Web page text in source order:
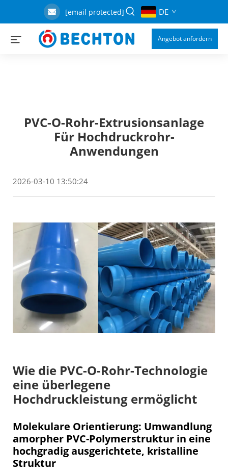
[email protected] DE
Angebot anfordern
PVC-O-Rohr-Extrusionsanlage
Für Hochdruckrohr-
Anwendungen
2026-03-10 13:50:24
Wie die PVC-O-Rohr-Technologie
eine überlegene
Hochdruckleistung ermöglicht
Molekulare Orientierung: Umwandlung
amorpher PVC-Polymerstruktur in eine
hochgradig ausgerichtete, kristalline
Struktur